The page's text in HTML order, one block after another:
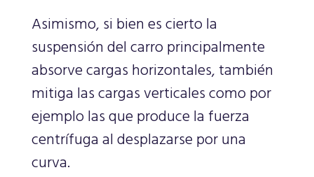
Asimismo, si bien es cierto la
suspensión del carro principalmente
absorve cargas horizontales, también
mitiga las cargas verticales como por
ejemplo las que produce la fuerza
centrífuga al desplazarse por una
curva.